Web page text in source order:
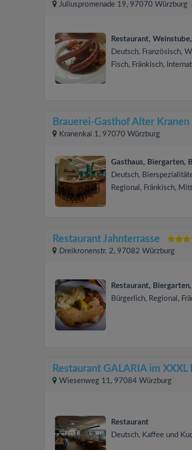
Juliuspromenade 19, 97070 Würzburg
Restaurant,
Deutsch, Französisch,
Fisch, Fränkisch,
Brauerei-Gasthof Alter Kranen
Kranenkai 1, 97070 Würzburg
Gasthaus, Biergarten,
Deutsch,
Regional, Fränkisch,
Restaurant Jahnterrasse
Dreikronenstr. 2, 97082 Würzburg
Restaurant, Biergarten,
Bürgerlich, Regional,
Restaurant GALARIA im
Wiesenweg 11, 97084 Würzburg
Restaurant
Deutsch, Kaffee und